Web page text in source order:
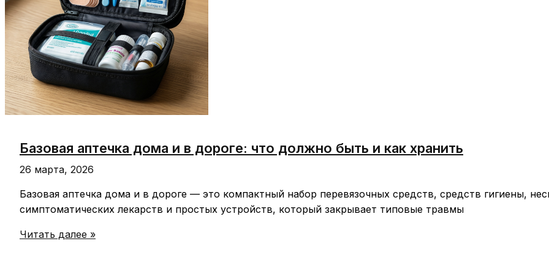
Базовая аптечка дома и в дороге: что должно быть и как хранить
26 марта, 2026
Базовая аптечка дома и в дороге — это компактный набор перевязочных средств, средств гигиены,
симптоматических лекарств и простых устройств, который закрывает типовые травмы
Базовая
Читать далее »